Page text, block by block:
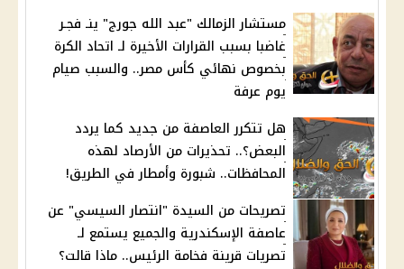
مستشار الزمالك "عبد الله جورج" ينـ فجـر
غاضبا بسبب القرارات الأخيرة لـ اتحاد الكرة
بخصوص نهائي كأس مصر.. والسبب صيام
يوم عرفة
هل تتكرر العاصفة من جديد كما يردد
البعض؟.. تحذيرات من الأرصاد لهذه
المحافظات.. شبورة وأمطار في الطريق!
تصريحات من السيدة "انتصار السيسي" عن
عاصفة الإسكندرية والجميع يستمع لـ
تصريات قرينة فخامة الرئيس.. ماذا قالت؟